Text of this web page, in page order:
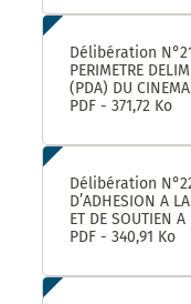
AVENUE DE
Délibération
PERIMETRE
(PDA) DU
PDF - 371,72 Ko
Délibération
D’ADHESION A
ET DE SOUTIEN
RISQUES
PDF - 340,91 Ko